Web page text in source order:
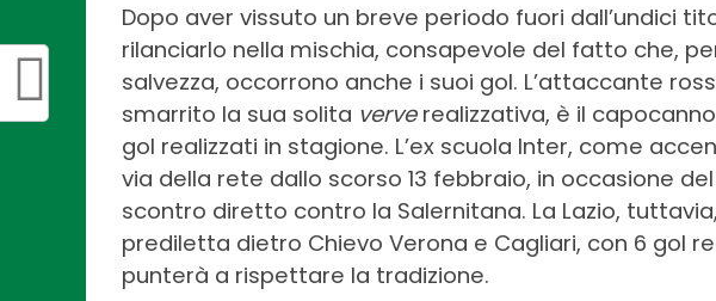
Dopo aver vissuto un breve periodo fuori dall’undici
rilanciarlo nella mischia, consapevole del fatto che,
salvezza, occorrono anche i suoi gol. L’attaccante
smarrito la sua solita ververealizzativa, è il
gol realizzati in stagione. L’ex scuola Inter, come
via della rete dallo scorso 13 febbraio, in occasione
scontro diretto contro la Salernitana. La Lazio,
prediletta dietro Chievo Verona e Cagliari, con 6 gol
punterà a rispettare la tradizione.